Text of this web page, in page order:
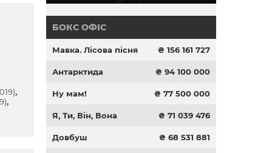
БОКС ОФІС
Мавка. Лісова пісня ₴ 156 161 727
Антарктида ₴ 94 100 000
Ну мам! ₴ 77 500 000
Я, Ти, Він, Вона ₴ 71 039 476
Довбуш ₴ 68 531 881